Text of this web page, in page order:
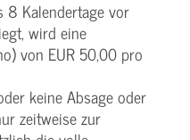
8 Kalendertage vor
wird eine
von EUR 50,00 pro
keine Absage oder
zeitweise zur